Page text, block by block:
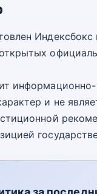
Индексбокс
информационно-
и не